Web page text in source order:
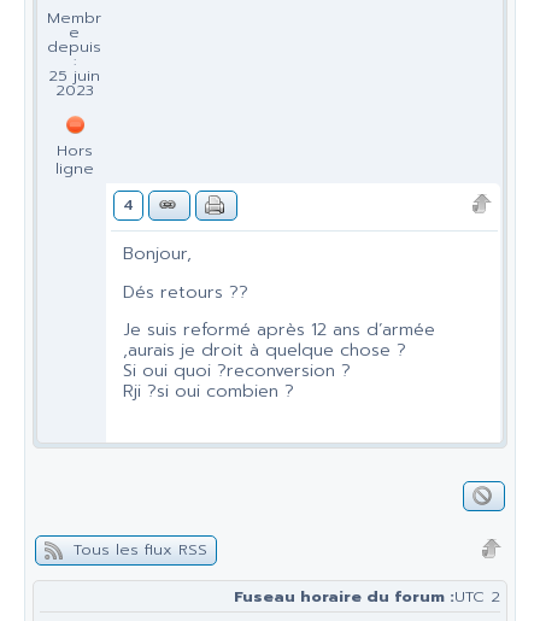
Membr
e
depuis
:
25 juin
2023
Hors
ligne
4
Bonjour,
Dés retours ??
Je suis reformé après 12 ans d’armée
,aurais je droit à quelque chose ?
Si oui quoi ?reconversion ?
Rji ?si oui combien ?
Tous les flux RSS
Fuseau horaire du forum :UTC 2